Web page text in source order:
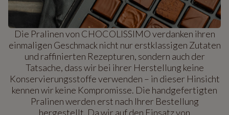
Die Pralinen von CHOCOLISSIMO verdanken ihren
einmaligen Geschmack nicht nur erstklassigen Zutaten
und raffinierten Rezepturen, sondern auch der
Tatsache, dass wir bei ihrer Herstellung keine
Konservierungsstoffe verwenden – in dieser Hinsicht
kennen wir keine Kompromisse. Die handgefertigten
Pralinen werden erst nach Ihrer Bestellung
hergestellt. Da wir auf den Einsatz von